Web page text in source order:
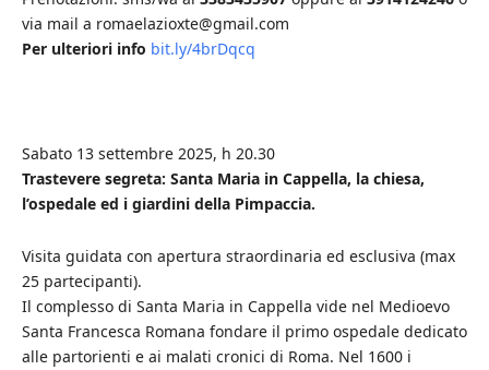
via mail a romaelazioxte@gmail.com
Per ulteriori info bit.ly/4brDqcq
Sabato 13 settembre 2025, h 20.30
Trastevere segreta: Santa Maria in Cappella, la chiesa,
l’ospedale ed i giardini della Pimpaccia.
Visita guidata con apertura straordinaria ed esclusiva (max
25 partecipanti).
Il complesso di Santa Maria in Cappella vide nel Medioevo
Santa Francesca Romana fondare il primo ospedale dedicato
alle partorienti e ai malati cronici di Roma. Nel 1600 i